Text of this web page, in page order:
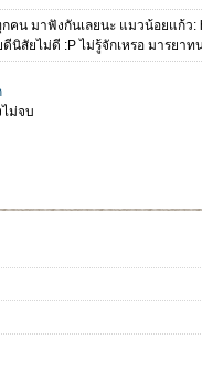
คน มาฟังกันเลยนะ แมวน้อยแก้ว
นิสัยไม่ดี :P ไม่รู้จักเหรอ มารยา
ไม่จบ